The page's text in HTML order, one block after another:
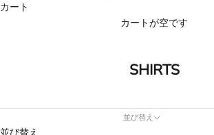
カート
カートが空です
SHIRTS
並び替え